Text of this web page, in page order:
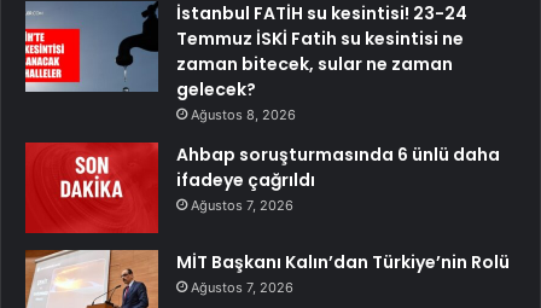
İstanbul FATİH su kesintisi! 23-24
Temmuz İSKİ Fatih su kesintisi ne
zaman bitecek, sular ne zaman
gelecek?
Ağustos 8, 2026
Ahbap soruşturmasında 6 ünlü daha
ifadeye çağrıldı
Ağustos 7, 2026
MİT Başkanı Kalın’dan Türkiye’nin Rolü
Ağustos 7, 2026